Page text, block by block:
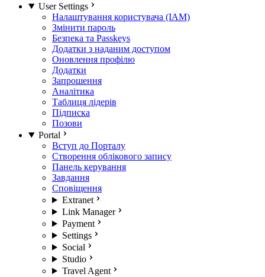
User Settings
Налаштування користувача (IAM)
Змінити пароль
Безпека та Passkeys
Додатки з наданим доступом
Оновлення профілю
Додатки
Запрошення
Аналітика
Таблиця лідерів
Підписка
Позови
Portal
Вступ до Порталу
Створення облікового запису
Панель керування
Завдання
Сповіщення
Extranet
Link Manager
Payment
Settings
Social
Studio
Travel Agent